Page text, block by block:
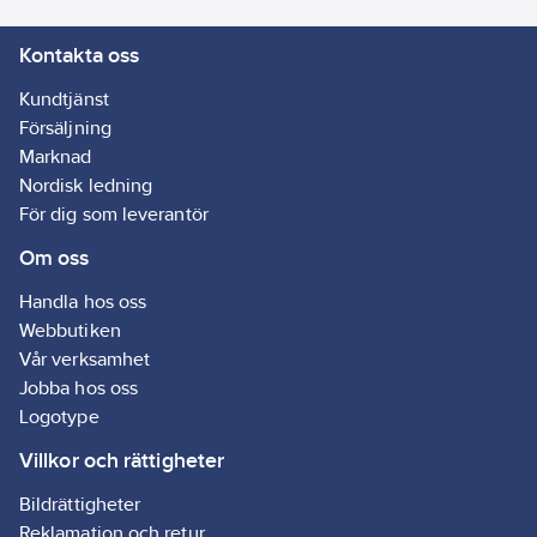
Kontakta oss
Kundtjänst
Försäljning
Marknad
Nordisk ledning
För dig som leverantör
Om oss
Handla hos oss
Webbutiken
Vår verksamhet
Jobba hos oss
Logotype
Villkor och rättigheter
Bildrättigheter